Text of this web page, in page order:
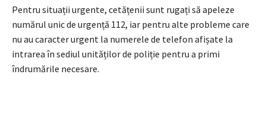
Pentru situații urgente, cetățenii sunt rugați să apeleze
numărul unic de urgență 112, iar pentru alte probleme care
nu au caracter urgent la numerele de telefon afișate la
intrarea în sediul unităților de poliție pentru a primi
îndrumările necesare.